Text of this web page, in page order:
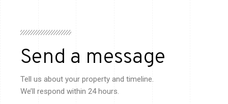
Send a message
Tell us about your property and timeline.
We’ll respond within 24 hours.